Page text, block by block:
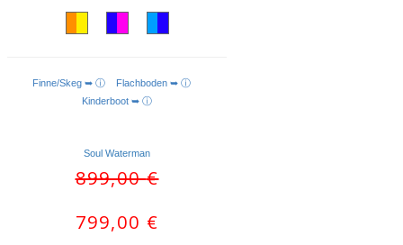
AUSFÜHRUNG WÄHLEN
Finne/Skeg ➥ ⓘ Flachboden ➥ ⓘ
Kinderboot ➥ ⓘ
Soul Waterman
899,00€
799,00 €